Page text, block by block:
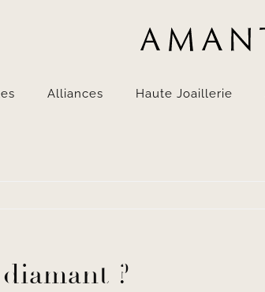
Alliances Haute Joaillerie
?